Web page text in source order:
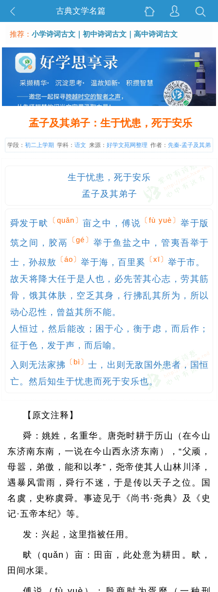
古典文学名篇
推荐：小学诗词古文 ｜初中诗词古文 ｜高中诗词古文
孟子及其弟子：生于忧患，死于安乐
学段： 初二上学期 学科： 语文 来源： 好学文苑网整理 作者： 先秦-孟子及其弟
生于忧患，死于安乐
舜发于畎 〔quǎn〕亩之中，傅说 〔fù yuè〕 举于版
筑之间，胶鬲
〔gé〕举于鱼盐之中，管夷吾举于
士，孙叔敖 〔áo〕 举于海，百里奚 〔xī〕 举于市。
故天将降大任于是人也，必先苦其心志，劳其筋
骨，饿其体肤，空乏其身，行拂乱其所为，所以
动心忍性，曾益其所不能。
人恒过，然后能改；困于心，衡于虑，而后作；
征于色，发于声，而后喻。
入则无法家拂
〔bì〕士，出则无敌国外患者，国恒
亡。然后知生于忧患而死于安乐也。
【原文注释】
舜：姚姓，名重华。唐尧时耕于历山（在今山
东济南东南，一说在今山西永济东南），“父顽，
母嚣，弟傲，能和以孝”，尧帝使其人山林川泽，
遇暴风雷雨，舜行不迷，于是传以天子之位。国
名虞，史称虞舜。事迹见于《尚书·尧典》及《史
记·五帝本纪》等。
发：兴起，这里指被任用。
畎（quǎn）亩：田亩，此处意为耕田。畎，
田间水渠。